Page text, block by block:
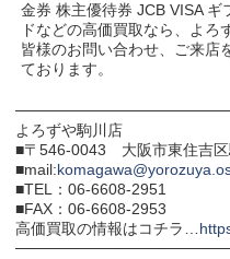
金券 株主優待券 JCB VISA
ドなどの高価買取なら、よろ
皆様のお問い合わせ、ご来店
ております。
よろずや駒川店
■〒546-0043 大阪市東住吉
■mail:
■TEL：06-6608-2951
■FAX：06-6608-2953
高価買取の情報はコチラ…